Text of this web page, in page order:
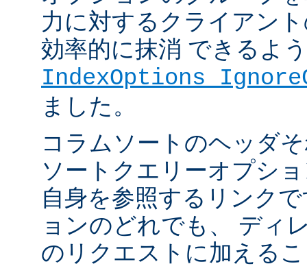
力に対するクライアン
効率的に抹消 できるよ
IndexOptions
ました。
コラムソートのヘッダ
ソートクエリーオプシ
自身を参照するリンク
ョンのどれでも、 ディ
のリクエストに加える